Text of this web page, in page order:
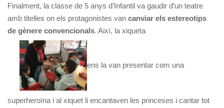
Finalment, la classe de 5 anys d’Infantil va gaudir d’un teatre
amb titelles on els protagonistes van canviar els estereotips
de gènere convencionals. Així, la xiqueta
ens la van presentar com una
superheroïna i al xiquet li encantaven les princeses i cantar tot